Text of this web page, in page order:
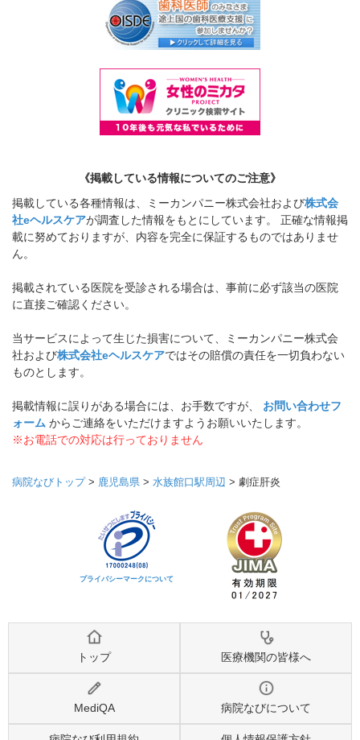
《掲載している情報についてのご注意》
掲載している各種情報は、ミーカンパニー株式会社および株式会
社eヘルスケアが調査した情報をもとにしています。 正確な情報掲
載に努めておりますが、内容を完全に保証するものではありませ
ん。
掲載されている医院を受診される場合は、事前に必ず該当の医院
に直接ご確認ください。
当サービスによって生じた損害について、ミーカンパニー株式会
社および株式会社eヘルスケアではその賠償の責任を一切負わない
ものとします。
掲載情報に誤りがある場合には、お手数ですが、 お問い合わせフ
ォーム からご連絡をいただけますようお願いいたします。
※お電話での対応は行っておりません
病院なびトップ> 鹿児島県 > 水族館口駅周辺 > 劇症肝炎
プライバシーマークについて
トップ 医療機関の皆様へ
MediQA 病院なびについて